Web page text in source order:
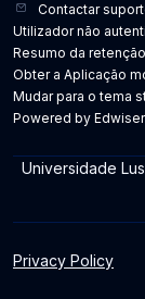
Contactar
Utilizador não
Resumo da
Obter a Aplicação
Mudar para o tema
Powered by Edwiser
Universidade
Privacy Policy